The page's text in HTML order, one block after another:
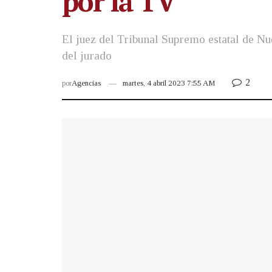
El juez del Tribunal Supremo estatal de
del jurado
porAgencias martes, 4 abril 2023 7:55 AM 2